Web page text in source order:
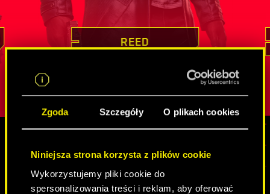
Zgoda Szczegóły O plikach cookies
Niniejsza strona korzysta z plików cookie
Wykorzystujemy pliki cookie do
spersonalizowania treści i reklam, aby oferować
jej
atut,
w jej
dowodził swoich mistrzowskich
umiejętności, podejmując się misji z
pozoru niemożliwych. Pozyskiwanie
cennych informacji czy infiltracja
strzeżonych celów to dla niego chleb
powszechny. Reed jest przy tym kimś
obdarzonym głębokim poczuciem
obowiązku, a u osób, z którymi
współpracuje, najwyżej ceni sobie
REED
który
innych
jest
spędziła
cechy
MEDIA